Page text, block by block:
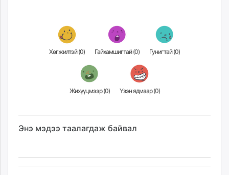
Хөгжилтэй (0) Гайхамшигтай (0) Гунигтай (0)
Жихүүцмээр (0) Үзэн ядмаар (0)
Энэ мэдээ таалагдаж байвал